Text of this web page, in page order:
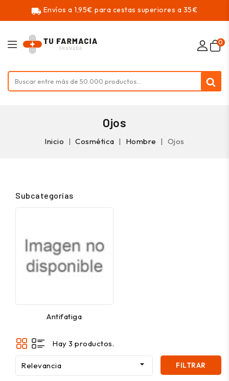
local_shipping Envíos a 1,95€ para cestas superiores a 35€
0
Ojos
Inicio Cosmética Hombre Ojos
Subcategorías
Antifatiga
Hay 3 productos.
Relevancia  FILTRAR